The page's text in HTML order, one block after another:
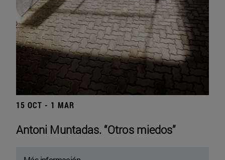
15 OCT - 1 MAR
Antoni Muntadas. “Otros miedos”